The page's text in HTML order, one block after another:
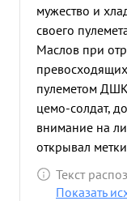
мужество и
своего
Маслов при
пулеметом
цемо-солдат,
внимание на
открывал
Противник
пулеметчиков,
Текст
Показать